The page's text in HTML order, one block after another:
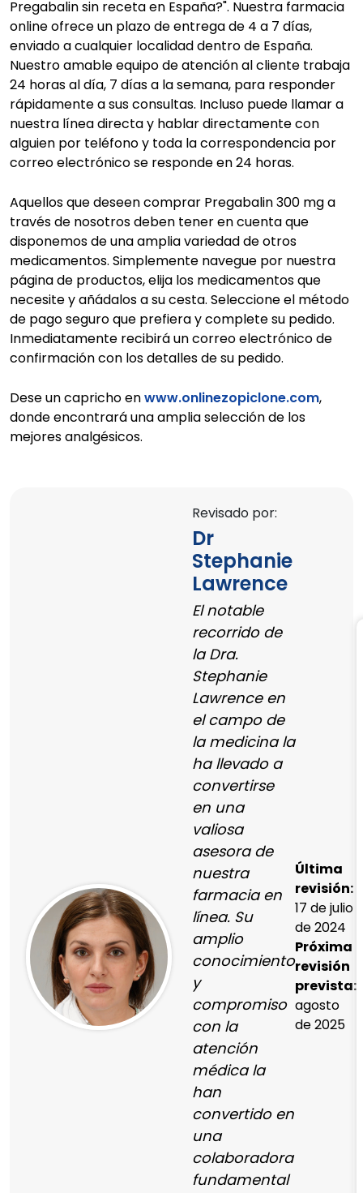
Pregabalin sin receta en España?". Nuestra farmacia
online ofrece un plazo de entrega de 4 a 7 días,
enviado a cualquier localidad dentro de España.
Nuestro amable equipo de atención al cliente trabaja
24 horas al día, 7 días a la semana, para responder
rápidamente a sus consultas. Incluso puede llamar a
nuestra línea directa y hablar directamente con
alguien por teléfono y toda la correspondencia por
correo electrónico se responde en 24 horas.
Aquellos que deseen comprar Pregabalin 300 mg a
través de nosotros deben tener en cuenta que
disponemos de una amplia variedad de otros
medicamentos. Simplemente navegue por nuestra
página de productos, elija los medicamentos que
necesite y añádalos a su cesta. Seleccione el método
de pago seguro que prefiera y complete su pedido.
Inmediatamente recibirá un correo electrónico de
confirmación con los detalles de su pedido.
Dese un capricho enwww.onlinezopiclone.com,
donde encontrará una amplia selección de los
mejores analgésicos.
Revisado por:
Dr
Stephanie
Lawrence
El notable
recorrido de
la Dra.
Stephanie
Lawrence en
el campo de
la medicina la
ha llevado a
convertirse
en una
valiosa
asesora de
nuestra
farmacia en
línea. Su
amplio
conocimiento
y
compromiso
con la
atención
médica la
han
convertido en
una
colaboradora
fundamental
Última
revisión:
17 de julio
de 2024
Próxima
revisión
prevista:
agosto
de 2025